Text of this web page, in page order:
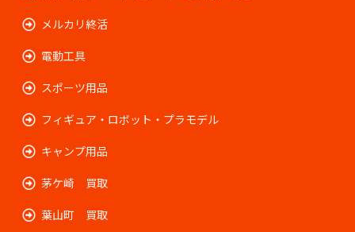
メルカリ終活
電動工具
スポーツ用品
フィギュア・ロボット・プラモデル
キャンプ用品
茅ケ崎 買取
葉山町 買取